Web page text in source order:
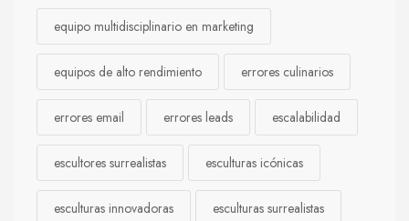
equipo multidisciplinario en marketing
equipos de alto rendimiento errores culinarios
errores email errores leads escalabilidad
escultores surrealistas esculturas icónicas
esculturas innovadoras esculturas surrealistas